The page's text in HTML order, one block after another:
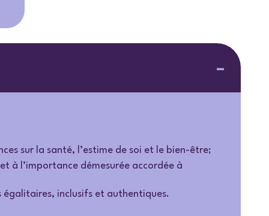
sur la santé, l’estime de soi et le bien-être;
à l’importance démesurée accordée à
égalitaires, inclusifs et authentiques.